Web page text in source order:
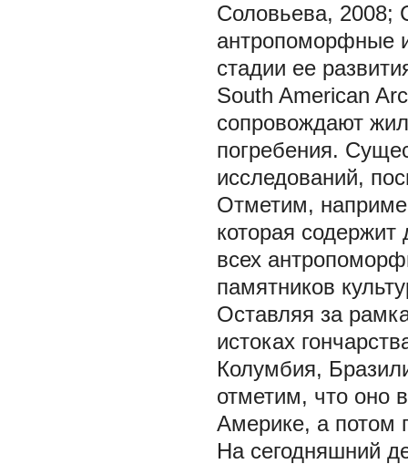
Соловьева, 2008;
антропоморфные
стадии ее
South American
сопровождают
погребения.
исследований,
Отметим,
которая содержит
всех
памятников
Оставляя за
истоках
Колумбия,
отметим, что оно
Америке, а потом
На сегодняшний